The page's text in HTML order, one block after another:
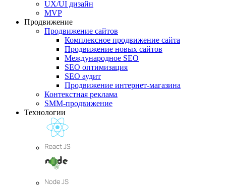
UX/UI дизайн
MVP
Продвижение
Продвижение сайтов
Комплексное продвижение сайта
Продвижение новых сайтов
Международное SEO
SEO оптимизация
SEO аудит
Продвижение интернет-магазина
Контекстная реклама
SMM-продвижение
Технологии